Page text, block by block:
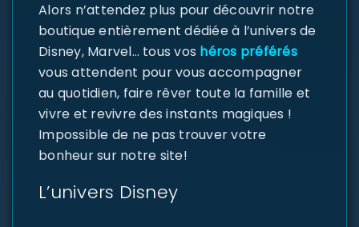
Alors n’attendez plus pour découvrir notre
boutique entièrement dédiée à l’univers de
Disney, Marvel… tous vos héros préférés
vous attendent pour vous accompagner
au quotidien, faire rêver toute la famille et
vivre et revivre des instants magiques !
Impossible de ne pas trouver votre
bonheur sur notre site!
L’univers Disney